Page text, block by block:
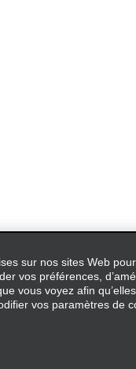
sur nos sites Web
vos préférences,
vous voyez afin
vos paramètres de